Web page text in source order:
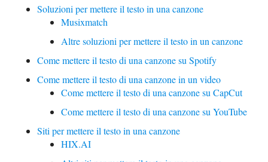
Soluzioni per mettere il testo in una canzone
Musixmatch
Altre soluzioni per mettere il testo in un canzone
Come mettere il testo di una canzone su Spotify
Come mettere il testo di una canzone in un video
Come mettere il testo di una canzone su CapCut
Come mettere il testo di una canzone su YouTube
Siti per mettere il testo in una canzone
HIX.AI